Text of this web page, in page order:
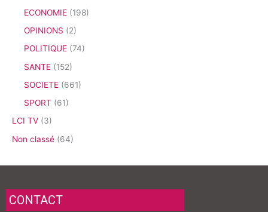
ECONOMIE (198)
OPINIONS (2)
POLITIQUE (74)
SANTE (152)
SOCIETE (661)
SPORT (61)
LCI TV (3)
Non classé (64)
CONTACT